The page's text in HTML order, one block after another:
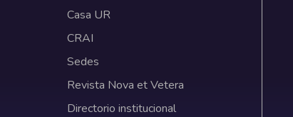
Casa UR
CRAI
Sedes
Revista Nova et Vetera
Directorio institucional